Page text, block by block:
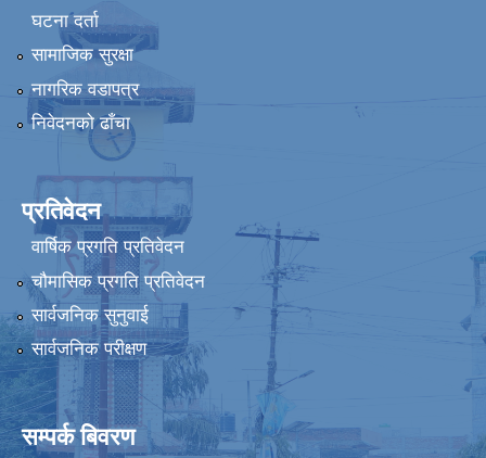
घटना दर्ता
सामाजिक सुरक्षा
नागरिक वडापत्र
निवेदनको ढाँचा
प्रतिवेदन
वार्षिक प्रगति प्रतिवेदन
चौमासिक प्रगति प्रतिवेदन
सार्वजनिक सुनुवाई
सार्वजनिक परीक्षण
सम्पर्क बिवरण